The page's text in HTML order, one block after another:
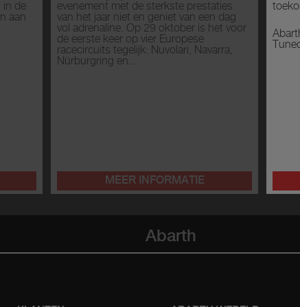
in de
aan
evenement met de sterkste prestaties
van het jaar niet en geniet van een dag
vol adrenaline. Op 29 oktober is het voor
de eerste keer op vier Europese
racecircuits tegelijk: Nuvolari, Navarra,
Nürburgring en...
MEER INFORMATIE
Abarth